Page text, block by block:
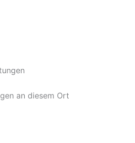
an diesem Ort